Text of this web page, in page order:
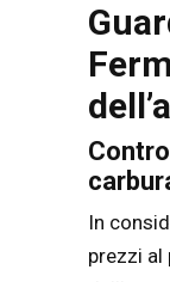
In
prezzi al